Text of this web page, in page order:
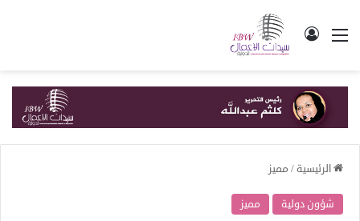
القائمة تسجيل الدخول
الرئيسية/ مميز
شؤون دولية مميز